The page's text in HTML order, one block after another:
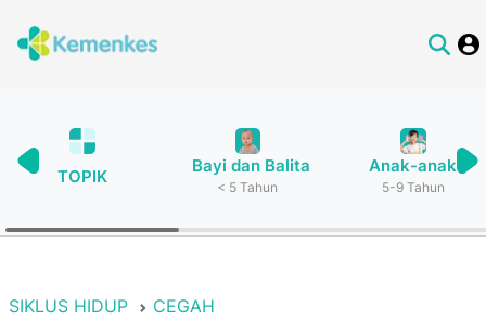
TOPIK
Bayi dan Balita
< 5 Tahun
Anak-anak
5-9 Tahun
SIKLUS HIDUP
CEGAH